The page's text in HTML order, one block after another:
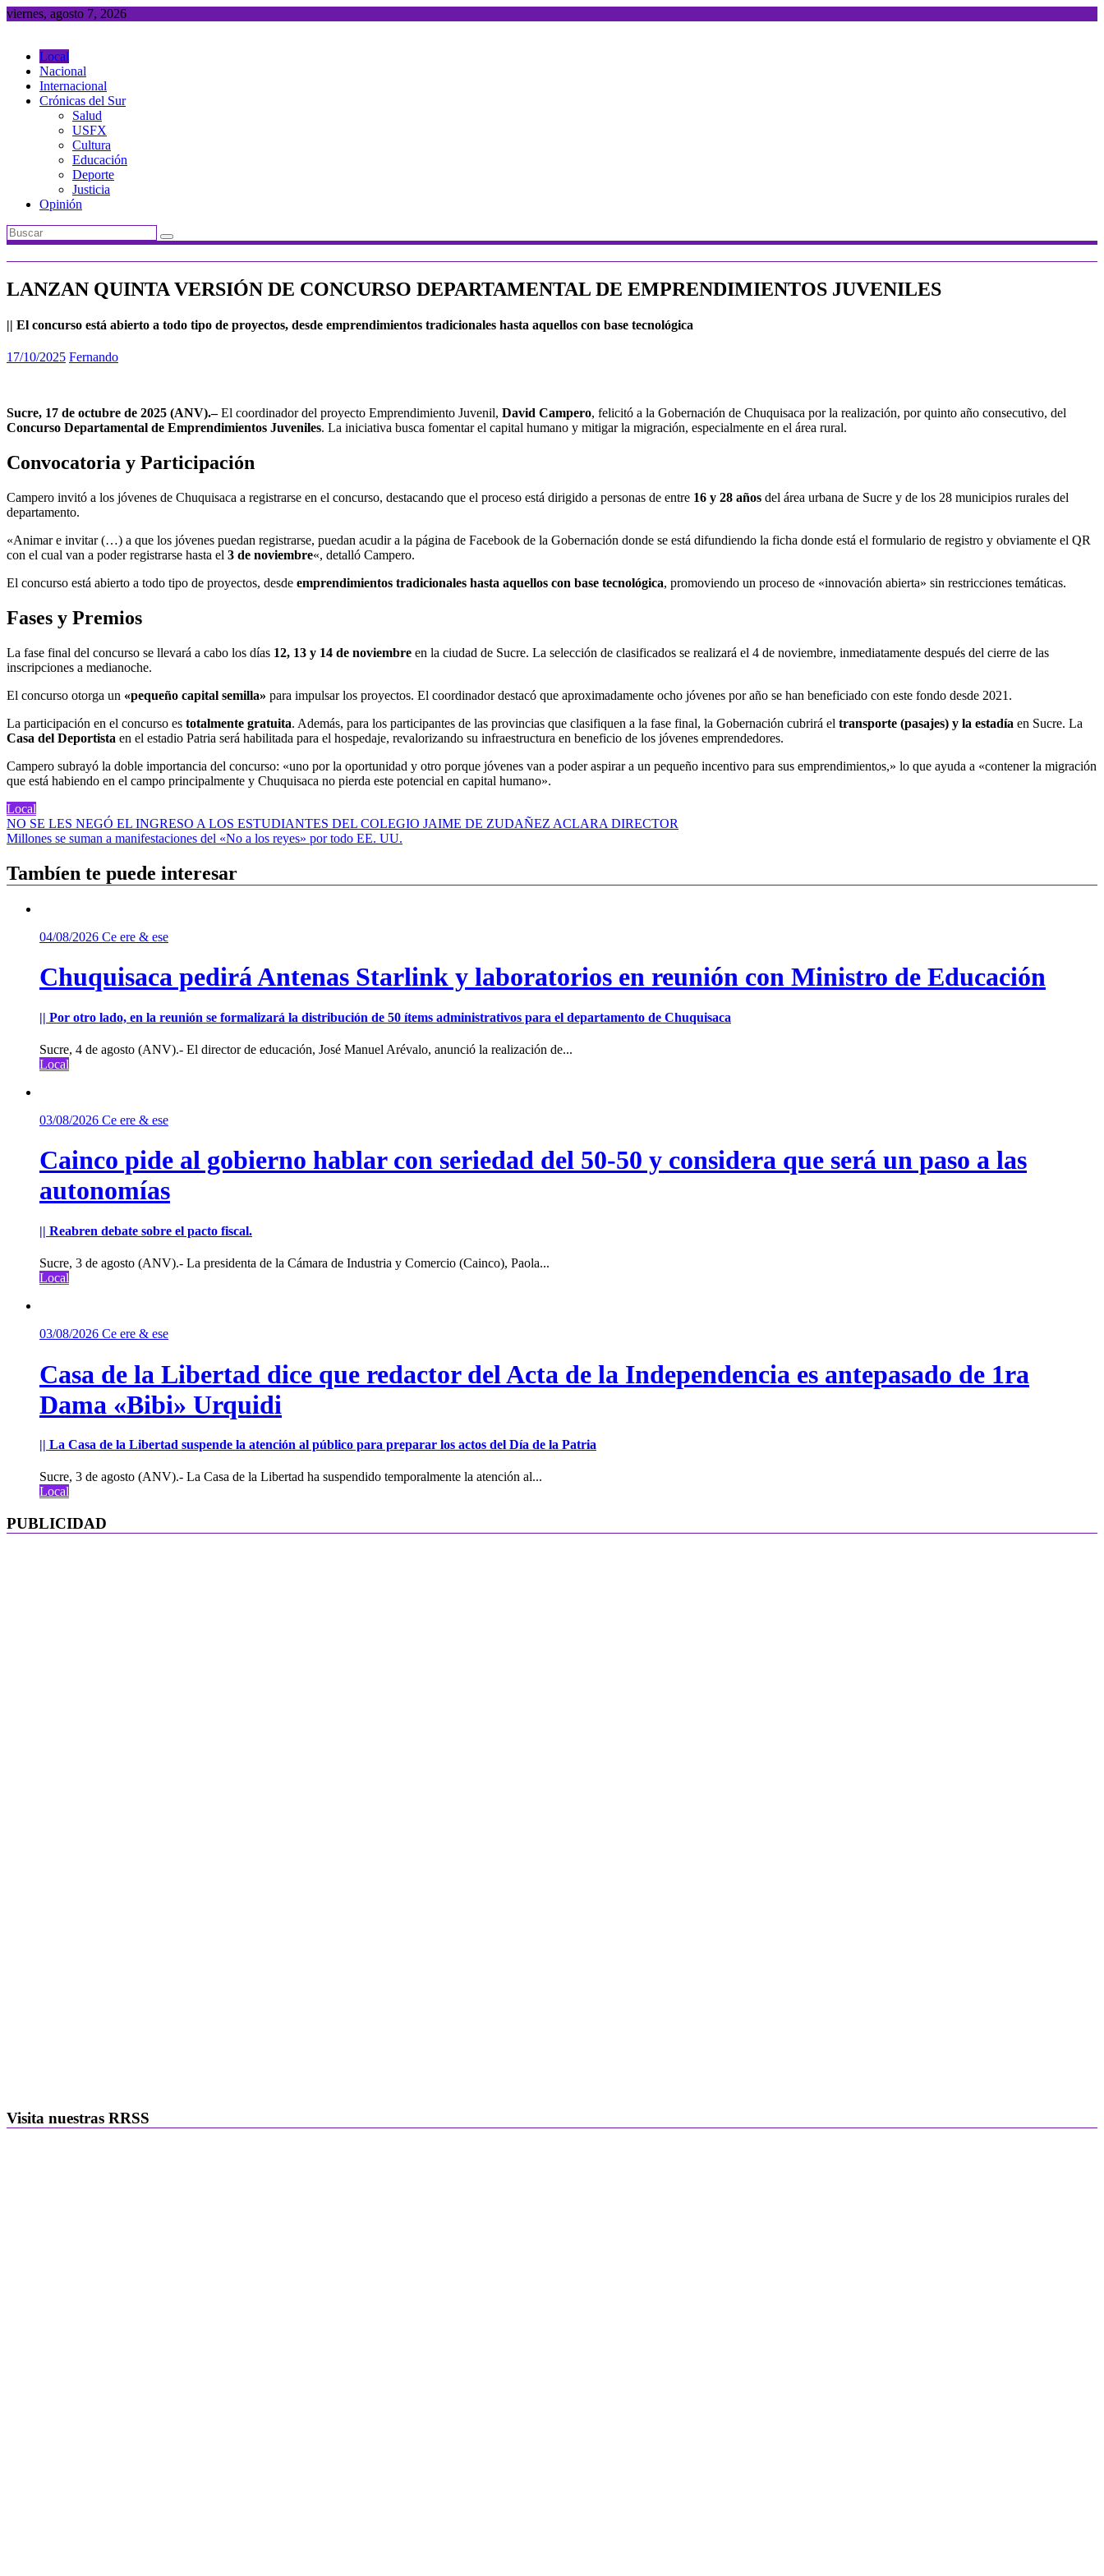
Saltar
viernes, agosto 7, 2026
Local
Nacional
Internacional
Crónicas del Sur
Salud
USFX
Cultura
Educación
Deporte
Justicia
Opinión
LANZAN QUINTA VERSIÓN DE CONCURSO DEPARTAMENTAL DE EMPRENDIMIENTOS JUVENILES
|| El concurso está abierto a todo tipo de proyectos, desde emprendimientos tradicionales hasta aquellos con base tecnológica
17/10/2025 Fernando
Sucre, 17 de octubre de 2025 (ANV).–El coordinador del proyecto Emprendimiento Juvenil, David Campero, felicitó a la Gobernación de Chuquisaca por la realización, por quinto año consecutivo, del
Concurso Departamental de Emprendimientos Juveniles. La iniciativa busca fomentar el capital humano y mitigar la migración, especialmente en el área rural.
Convocatoria y Participación
Campero invitó a los jóvenes de Chuquisaca a registrarse en el concurso, destacando que el proceso está dirigido a personas de entre 16 y 28 años del área urbana de Sucre y de los 28 municipios rurales del
departamento.
«Animar e invitar (…) a que los jóvenes puedan registrarse, puedan acudir a la página de Facebook de la Gobernación donde se está difundiendo la ficha donde está el formulario de registro y obviamente el QR
con el cual van a poder registrarse hasta el 3 de noviembre«, detalló Campero.
El concurso está abierto a todo tipo de proyectos, desde emprendimientos tradicionales hasta aquellos con base tecnológica, promoviendo un proceso de «innovación abierta» sin restricciones temáticas.
Fases y Premios
La fase final del concurso se llevará a cabo los días 12, 13 y 14 de noviembre en la ciudad de Sucre. La selección de clasificados se realizará el 4 de noviembre, inmediatamente después del cierre de las
inscripciones a medianoche.
El concurso otorga un «pequeño capital semilla» para impulsar los proyectos. El coordinador destacó que aproximadamente ocho jóvenes por año se han beneficiado con este fondo desde 2021.
La participación en el concurso es totalmente gratuita. Además, para los participantes de las provincias que clasifiquen a la fase final, la Gobernación cubrirá el transporte (pasajes) y la estadía en Sucre. La
Casa del Deportista en el estadio Patria será habilitada para el hospedaje, revalorizando su infraestructura en beneficio de los jóvenes emprendedores.
Campero subrayó la doble importancia del concurso: «uno por la oportunidad y otro porque jóvenes van a poder aspirar a un pequeño incentivo para sus emprendimientos,» lo que ayuda a «contener la migración
que está habiendo en el campo principalmente y Chuquisaca no pierda este potencial en capital humano».
Local
Navegación
de
entradas
NO SE LES NEGÓ EL INGRESO A LOS ESTUDIANTES DEL COLEGIO JAIME DE ZUDAÑEZ ACLARA DIRECTOR
Millones se suman a manifestaciones del «No a los reyes» por todo EE. UU.
Tambíen te puede interesar
04/08/2026 Ce ere & ese
Chuquisaca pedirá Antenas Starlink y laboratorios en reunión con Ministro de Educación
|| Por otro lado, en la reunión se formalizará la distribución de 50 ítems administrativos para el departamento de Chuquisaca
Sucre, 4 de agosto (ANV).- El director de educación, José Manuel Arévalo, anunció la realización de...
Local
03/08/2026 Ce ere & ese
Cainco pide al gobierno hablar con seriedad del 50-50 y considera que será un paso a las
autonomías
|| Reabren debate sobre el pacto fiscal.
Sucre, 3 de agosto (ANV).- La presidenta de la Cámara de Industria y Comercio (Cainco), Paola...
Local
03/08/2026 Ce ere & ese
Casa de la Libertad dice que redactor del Acta de la Independencia es antepasado de 1ra
Dama «Bibi» Urquidi
|| La Casa de la Libertad suspende la atención al público para preparar los actos del Día de la Patria
Sucre, 3 de agosto (ANV).- La Casa de la Libertad ha suspendido temporalmente la atención al...
Local
PUBLICIDAD
Visita nuestras RRSS